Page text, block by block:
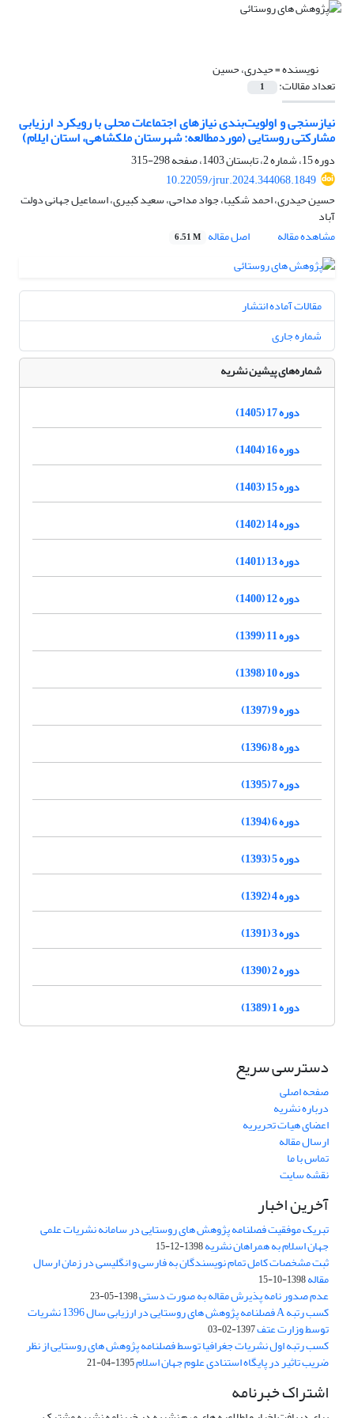
نویسنده =حیدری، حسین
تعداد مقالات: 1
نیازسنجی و اولویت‌بندی نیازهای اجتماعات محلی با رویکرد ارزیابی
مشارکتی روستایی (موردمطالعه: شهرستان ملکشاهی، استان ایلام)
دوره 15، شماره 2، تابستان 1403، صفحه
298-315
10.22059/jrur.2024.344068.1849
حسین حیدری، احمد شکیبا، جواد مداحی، سعید کبیری، اسماعیل جهانی دولت
آباد
مشاهده مقاله
اصل مقاله 6.51 M
مقالات آماده انتشار
شماره جاری
شماره‌های پیشین نشریه
دوره 17 (1405)
دوره 16 (1404)
دوره 15 (1403)
دوره 14 (1402)
دوره 13 (1401)
دوره 12 (1400)
دوره 11 (1399)
دوره 10 (1398)
دوره 9 (1397)
دوره 8 (1396)
دوره 7 (1395)
دوره 6 (1394)
دوره 5 (1393)
دوره 4 (1392)
دوره 3 (1391)
دوره 2 (1390)
دوره 1 (1389)
دسترسی سریع
صفحه اصلی
درباره نشریه
اعضای هیات تحریریه
ارسال مقاله
تماس با ما
نقشه سایت
آخرین اخبار
تبریک موفقیت فصلنامه پژوهش های روستایی در سامانه نشریات علمی
جهان اسلام به همراهان نشریه1398-12-15
ثبت مشخصات کامل تمام نویسندگان به فارسی و انگلیسی در زمان ارسال
مقاله1398-10-15
عدم صدور نامه پذیرش مقاله به صورت دستی1398-05-23
کسب رتبه A فصلنامه پژوهش های روستایی در ارزیابی سال 1396 نشریات
توسط وزارت عتف1397-02-03
کسب رتبه اول نشریات جغرافیا توسط فصلنامه پژوهش های روستایی از نظر
ضریب تاثیر در پایگاه استنادی علوم جهان اسلام1395-04-21
اشتراک خبرنامه